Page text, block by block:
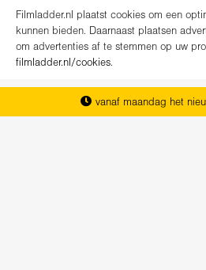
Filmladder.nl plaatst cookies om een
kunnen bieden. Daarnaast plaatsen
om advertenties af te stemmen op uw
filmladder.nl/cookies.
vanaf maandag het
het complete overzicht van